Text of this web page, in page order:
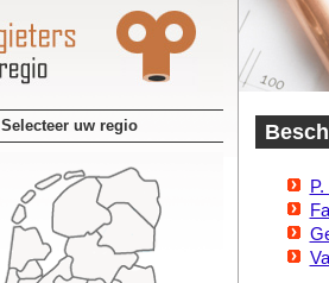
Selecteer uw regio